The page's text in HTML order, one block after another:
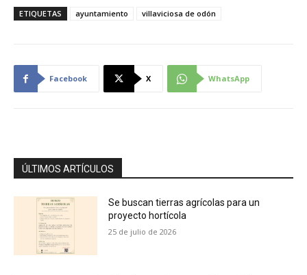
ETIQUETAS ayuntamiento villaviciosa de odón
Facebook X WhatsApp
ÚLTIMOS ARTÍCULOS
Se buscan tierras agrícolas para un
proyecto hortícola
25 de julio de 2026